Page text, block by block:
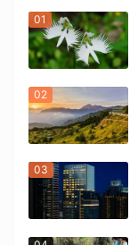
01
02
03